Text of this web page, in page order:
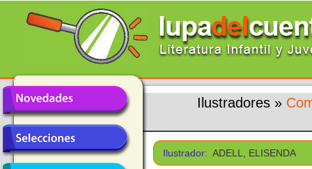
Ilustradores »
Ilustrador: ADELL, ELISENDA